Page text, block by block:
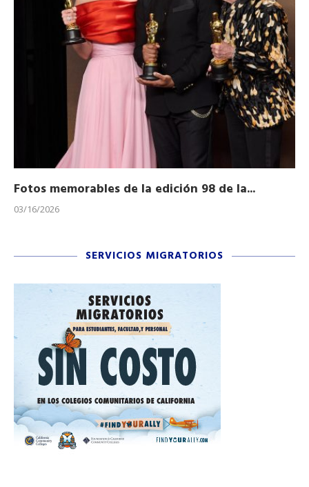
Fotos memorables de la edición 98 de la...
03/16/2026
SERVICIOS MIGRATORIOS